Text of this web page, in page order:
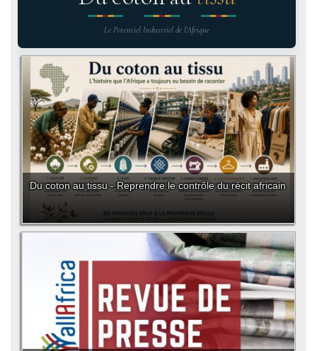
Le Potentiel Industriel de l'Afrique
Du coton au tissu - Reprendre le contrôle du récit africain